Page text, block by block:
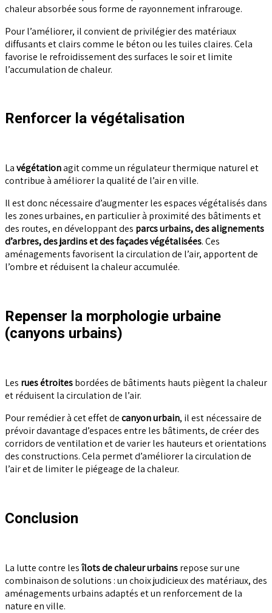
chaleur absorbée sous forme de rayonnement infrarouge.
Pour l’améliorer, il convient de privilégier des matériaux
diffusants et clairs comme le béton ou les tuiles claires. Cela
favorise le refroidissement des surfaces le soir et limite
l’accumulation de chaleur.
Renforcer la végétalisation
Lavégétationagit comme un régulateur thermique naturel et
contribue à améliorer la qualité de l’air en ville.
Il est donc nécessaire d’augmenter les espaces végétalisés dans
les zones urbaines, en particulier à proximité des bâtiments et
des routes, en développant des parcs urbains, des alignements
d’arbres, des jardins et des façades végétalisées. Ces
aménagements favorisent la circulation de l’air, apportent de
l’ombre et réduisent la chaleur accumulée.
Repenser la morphologie urbaine
(canyons urbains)
Les rues étroitesbordées de bâtiments hauts piègent la chaleur
et réduisent la circulation de l’air.
Pour remédier à cet effet decanyon urbain, il est nécessaire de
prévoir davantage d’espaces entre les bâtiments, de créer des
corridors de ventilation et de varier les hauteurs et orientations
des constructions. Cela permet d’améliorer la circulation de
l’air et de limiter le piégeage de la chaleur.
Conclusion
La lutte contre lesîlots de chaleur urbainsrepose sur une
combinaison de solutions : un choix judicieux des matériaux, des
aménagements urbains adaptés et un renforcement de la
nature en ville.